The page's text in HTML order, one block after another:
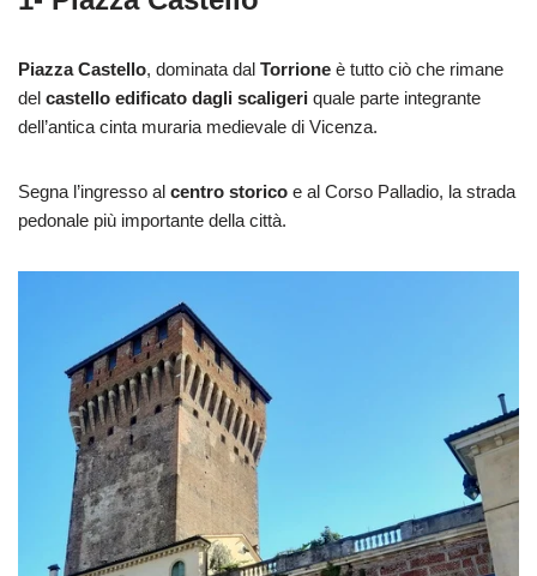
Piazza Castello, dominata dal Torrione è tutto ciò che rimane
del castello edificato dagli scaligeri quale parte integrante
dell’antica cinta muraria medievale di Vicenza.
Segna l’ingresso al centro storico e al Corso Palladio, la strada
pedonale più importante della città.